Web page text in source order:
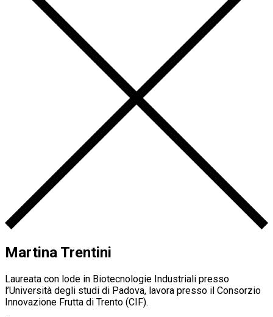
Martina Trentini
Laureata con lode in Biotecnologie Industriali presso
l’Università degli studi di Padova, lavora presso il Consorzio
Innovazione Frutta di Trento (CIF).